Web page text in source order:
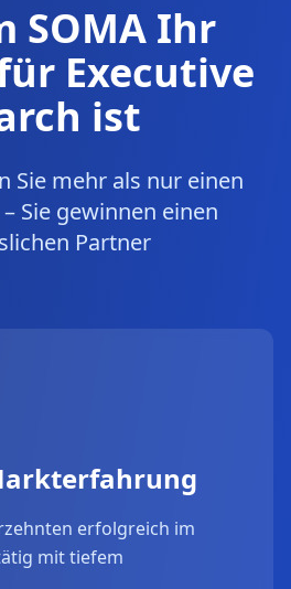
SOMA Ihr
Executive
ist
Sie mehr als nur einen
Sie gewinnen einen
Partner
erfolgreich im
mit tiefem